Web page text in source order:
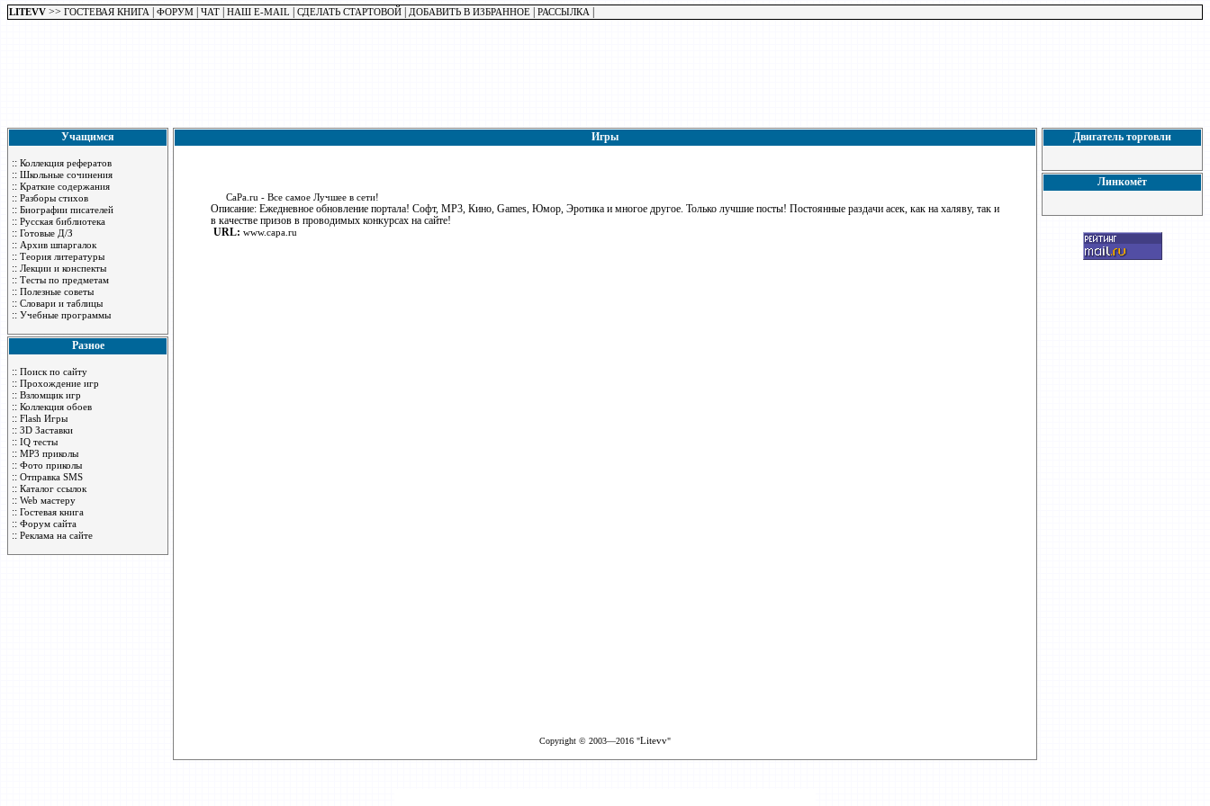
LITEVV >> ГОСТЕВАЯ КНИГА ФОРУМ ЧАТ НАШ E-MAIL СДЕЛАТЬ СТАРТОВОЙ ДОБАВИТЬ В ИЗБРАННОЕ РАССЫЛКА
Учащимся
:: Коллекция рефератов
:: Школьные сочинения
:: Краткие содержания
:: Разборы стихов
:: Биографии писателей
:: Русская библиотека
:: Готовые Д/З
:: Архив шпаргалок
:: Теория литературы
:: Лекции и конспекты
:: Тесты по предметам
:: Полезные советы
:: Словари и таблицы
:: Учебные программы
Разное
:: Поиск по сайту
:: Прохождение игр
:: Взломщик игр
:: Коллекция обоев
:: Flash Игры
:: 3D Заставки
:: IQ тесты
:: MP3 приколы
:: Фото приколы
:: Отправка SMS
:: Каталог ссылок
:: Web мастеру
:: Гостевая книга
:: Форум сайта
:: Реклама на сайте
Игры
CaPa.ru - Все самое Лучшее в сети!
Описание: Ежедневное обновление портала! Софт, MP3, Кино, Games, Юмор, Эротика и многое другое. Только лучшие посты! Постоянные раздачи асек, как на халяву, так и
в качестве призов в проводимых конкурсах на сайте!
URL: www.capa.ru
Copyright © 2003—2016 "Litevv"
Двигатель торговли
Линкомёт